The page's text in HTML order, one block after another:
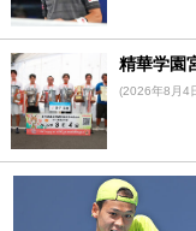
精華学園
(2026年8月4